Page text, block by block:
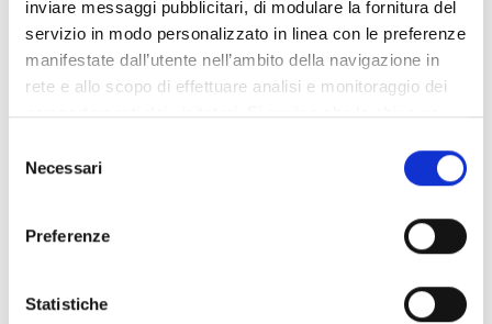
inviare messaggi pubblicitari, di modulare la fornitura del
servizio in modo personalizzato in linea con le preferenze
manifestate dall’utente nell’ambito della navigazione in
rete e allo scopo di effettuare analisi e monitoraggio dei
comportamenti dei visitatori. Si avvisa che la chiusura
permanere delle impostazioni di default e dunque la
continuazione della navigazione in assenza di cookie o
altri strumenti di tracciamento diversi da quelli tecnici. Se
l’utente desidera acconsentire all’uso di cookie non
cookie con l’apposito comando presente sul banner e
delNecessari
Preferenze
Statistiche
Clicca qui per tutti gli EVENTI – Clicca qui per la variazione
alla VIABILITA’